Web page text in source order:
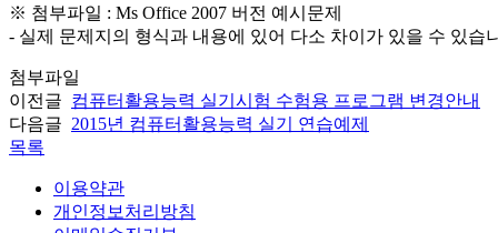
※ 첨부파일 : Ms Office 2007 버전 예시문제
- 실제 문제지의 형식과 내용에 있어 다소 차이가 있을 수 있습
첨부파일
이전글 컴퓨터활용능력 실기시험 수험용 프로그램 변경안내
다음글 2015년 컴퓨터활용능력 실기 연습예제
목록
이용약관
개인정보처리방침